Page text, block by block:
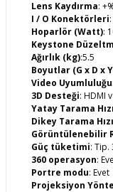
Lens Kaydırma:
I / O Konektörleri
Hoparlör (Watt):
Keystone
Ağırlık (kg):5.5
Boyutlar (G x D x
Video Uyumluluğu
3D Desteği: HDMI
Yatay Tarama Hızı
Dikey Tarama Hızı
Görüntülenebilir
Güç tüketimi: Tip.
360 operasyon:
Portre modu: Evet
Projeksiyon